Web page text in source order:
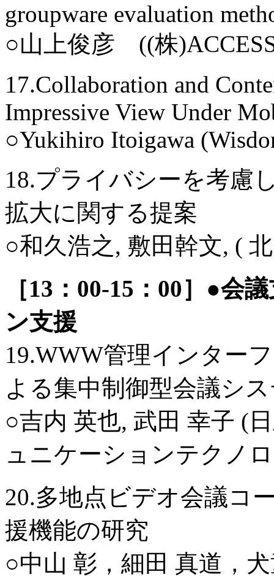
groupware evaluation
○山上俊彦 ((株
17.Collaboration and
Impressive View Under
○Yukihiro Itoigawa
18.プライバシーを考慮
拡大に関する提案
○和久浩之, 敷田幹文, (
［13：00-15：00］●会
ン支援
19.WWW管理インター
よる集中制御型会議シ
○吉内 英也, 武田 幸子 (
ュニケーションテクノ
20.多地点ビデオ会議コ
援機能の研究
○中山 彰，細田 真道，